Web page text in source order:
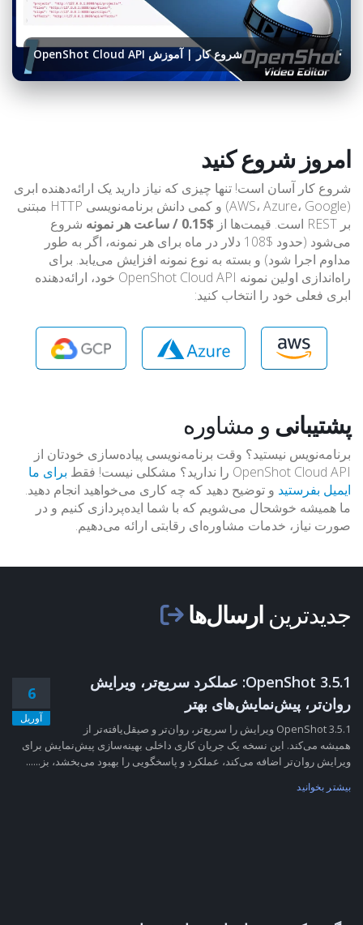
شروع کار | آموزش OpenShot Cloud API
امروز شروع کنید
شروع کار آسان است! تنها چیزی که نیاز دارید یک ارائه‌دهنده ابری
(AWS، Azure، Google) و کمی دانش برنامه‌نویسی HTTP مبتنی
بر REST است. قیمت‌ها از
$0.15 / ساعت هر نمونه
شروع
می‌شود (حدود $108 دلار در ماه برای هر نمونه، اگر به طور
مداوم اجرا شود) و بسته به نوع نمونه افزایش می‌یابد. برای
راه‌اندازی اولین نمونه OpenShot Cloud API خود، ارائه‌دهنده
ابری فعلی خود را انتخاب کنید:
پشتیبانی و مشاوره
برنامه‌نویس نیستید؟ وقت برنامه‌نویسی پیاده‌سازی خودتان از
OpenShot Cloud API را ندارید؟ مشکلی نیست! فقط
برای ما
ایمیل بفرستید و توضیح دهید که چه کاری می‌خواهید انجام دهید.
ما همیشه خوشحال می‌شویم که با شما ایده‌پردازی کنیم و در
صورت نیاز، خدمات مشاوره‌ای رقابتی ارائه می‌دهیم.
جدیدترین ارسال‌ها
6
آوریل
OpenShot 3.5.1: عملکرد سریع‌تر، ویرایش
روان‌تر، پیش‌نمایش‌های بهتر
OpenShot 3.5.1 ویرایش را سریع‌تر، روان‌تر و صیقل‌یافته‌تر از
همیشه می‌کند. این نسخه یک جریان کاری داخلی بهینه‌سازی پیش‌نمایش برای
ویرایش روان‌تر اضافه می‌کند، عملکرد و پاسخگویی را بهبود می‌بخشد، بز......
بیشتر بخوانید